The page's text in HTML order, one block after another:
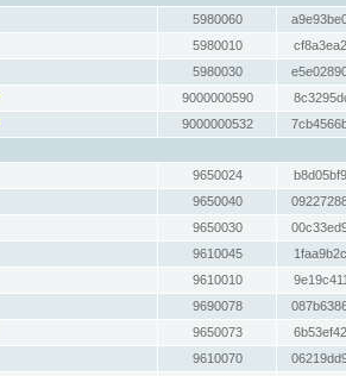
5980060
5980010
5980030
9000000590
9000000532
9650024
9650040
9650030
9610045
9610010
9690078
9650073
9610070